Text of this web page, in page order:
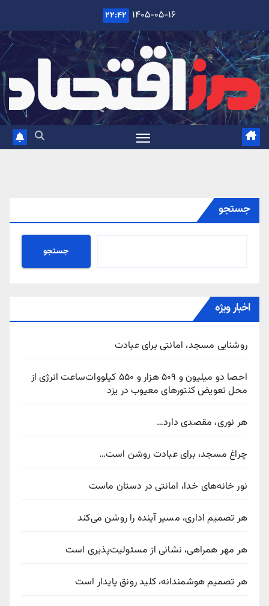
content
۱۴۰۵-۰۵-۱۶ ۲۲:۴۲
جستجو
جستجو
اخبار ویژه
روشنایی مسجد، امانتی برای عبادت
احصا دو میلیون و ۵۰۹ هزار و ۵۵۰ کیلووات‌ساعت انرژی از
محل تعویض کنتورهای معیوب در یزد
هر نوری، مقصدی دارد…
چراغ مسجد، برای عبادت روشن است…
نور خانه‌های خدا، امانتی در دستان ماست
هر تصمیم اداری، مسیر آینده را روشن می‌کند
هر مهر همراهی، نشانی از مسئولیت‌پذیری است
هر تصمیم هوشمندانه، کلید رونق پایدار است